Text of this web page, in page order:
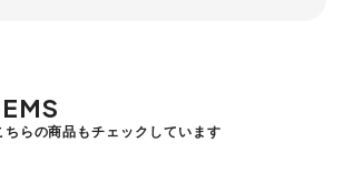
らの商品もチェックしています